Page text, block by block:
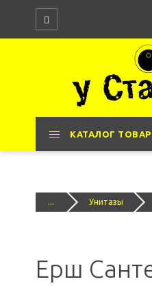
КАТАЛОГ
... Унитазы
Ерш